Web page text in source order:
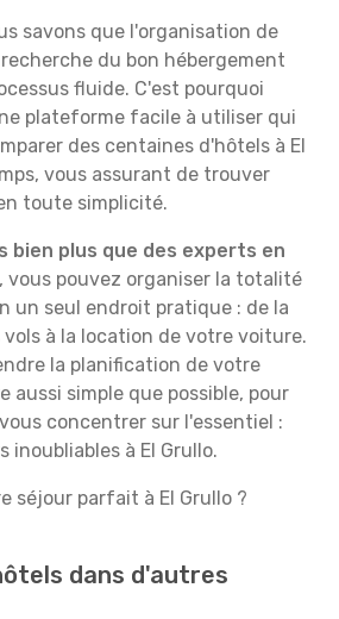
savons que l'organisation de
du bon hébergement
fluide. C'est pourquoi
plateforme facile à utiliser qui
des centaines d'hôtels à El
vous assurant de trouver
toute simplicité.
bien plus que des experts en
vous pouvez organiser la totalité
un seul endroit pratique : de la
à la location de votre voiture.
la planification de votre
aussi simple que possible, pour
concentrer sur l'essentiel :
inoubliables à El Grullo.
séjour parfait à El Grullo ?
dans d'autres